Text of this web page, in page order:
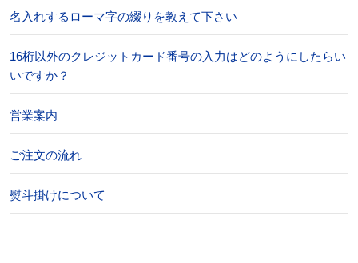
名入れするローマ字の綴りを教えて下さい
16桁以外のクレジットカード番号の入力はどのようにしたらい
いですか？
営業案内
ご注文の流れ
熨斗掛けについて